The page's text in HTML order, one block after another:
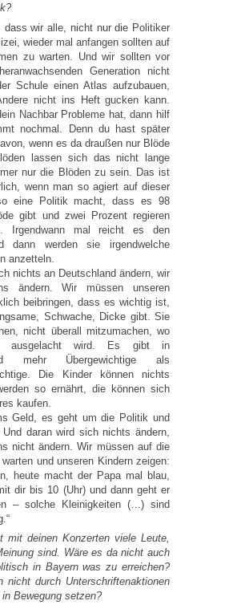
dass wir alle, nicht nur die Politiker
wieder mal anfangen sollten auf
zu warten. Und wir sollten vor
Generation nicht
Schule einen Atlas aufzubauen,
nicht ins Heft gucken kann.
Nachbar Probleme hat, dann hilf
nochmal. Denn du hast später
wenn es da draußen nur Blöde
lassen sich das nicht lange
nur die Blöden zu sein. Das ist
wenn man so agiert auf dieser
eine Politik macht, dass es 98
gibt und zwei Prozent regieren
Irgendwann mal reicht es den
dann werden sie irgendwelche
anzetteln.
nichts an Deutschland ändern, wir
ändern. Wir müssen unseren
beibringen, dass es wichtig ist,
Schwache, Dicke gibt. Sie
nicht überall mitzumachen, wo
ausgelacht wird. Es gibt in
mehr Übergewichtige als
Die Kinder können nichts
so ernährt, die können sich
kaufen.
Geld, es geht um die Politik und
daran wird sich nichts ändern,
nicht ändern. Wir müssen auf die
warten und unseren Kindern zeigen:
heute macht der Papa mal blau,
dir bis 10 (Uhr) und dann geht er
– solche Kleinigkeiten (…) sind
mit deinen Konzerten viele Leute,
sind. Wäre es da nicht auch
in Bayern was zu erreichen?
nicht durch Unterschriftenaktionen
Bewegung setzen?